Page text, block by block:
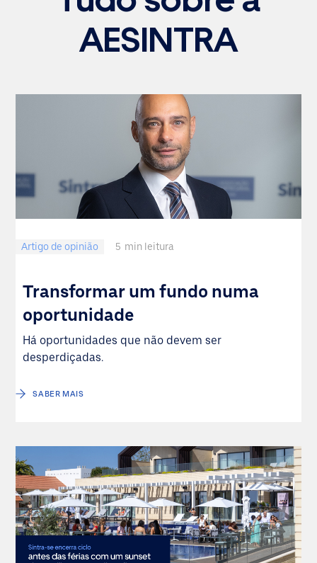
AESINTRA
Artigo de opinião 5 min leitura
Transformar um fundo numa
oportunidade
Há oportunidades que não devem ser
desperdiçadas.
SABER MAIS